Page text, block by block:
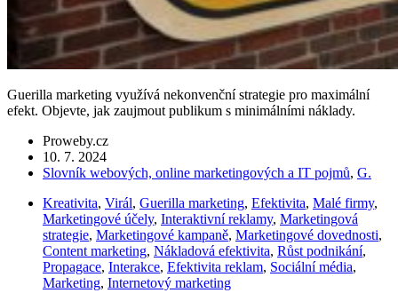
Guerilla marketing využívá nekonvenční strategie pro maximální
efekt. Objevte, jak zaujmout publikum s minimálními náklady.
Proweby.cz
10. 7. 2024
Slovník webových, online marketingových a IT pojmů, G.
Kreativita, Virál, Guerilla marketing, Efektivita, Malé firmy,
Marketingové účely, Interaktivní reklamy, Marketingová
strategie, Marketingové kampaně, Marketingové dovednosti,
Content marketing, Nákladová efektivita, Růst podnikání,
Propagace, Interakce, Efektivita reklam, Sociální média,
Marketing, Internetový marketing